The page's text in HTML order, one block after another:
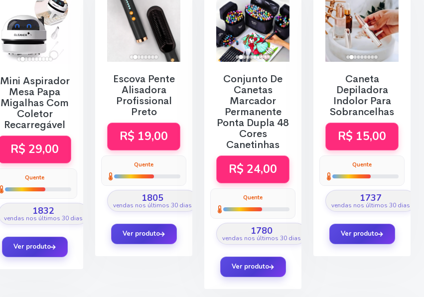
Mini Aspirador
Mesa Papa
Migalhas Com
Coletor
Recarregável
R$ 29,00
Quente
1832
vendas nos últimos 30 dias
Ver produto
Escova Pente
Alisadora
Profissional
Preto
R$ 19,00
Quente
1805
vendas nos últimos 30 dias
Ver produto
Conjunto De
Canetas
Marcador
Permanente
Ponta Dupla 48
Cores
Canetinhas
R$ 24,00
Quente
1780
vendas nos últimos 30 dias
Ver produto
Caneta
Depiladora
Indolor Para
Sobrancelhas
R$ 15,00
Quente
1737
vendas nos últimos 30 dias
Ver produto